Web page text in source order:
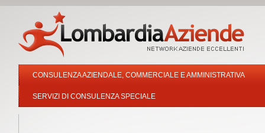
CONSULENZA AZIENDALE, COMMERCIALE E AMMINISTRATIVA
SERVIZI DI CONSULENZA SPECIALE